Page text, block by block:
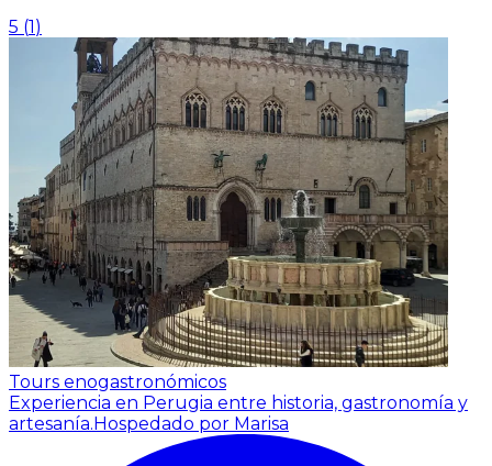
5 (1)
Tours enogastronómicos
Experiencia en Perugia entre historia, gastronomía y
artesanía.Hospedado por Marisa